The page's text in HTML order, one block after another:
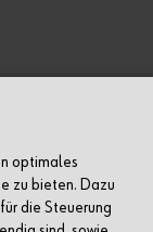
optimales
zu bieten. Dazu
die Steuerung